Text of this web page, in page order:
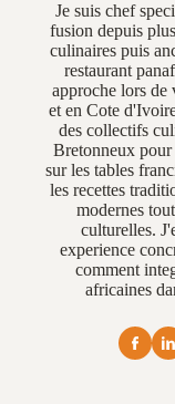
Je suis chef
fusion depuis
culinaires puis
restaurant
approche lors de
et en Cote
des collectifs
Bretonneux
sur les tables
les recettes
modernes
culturelles.
experience
comment
africaines